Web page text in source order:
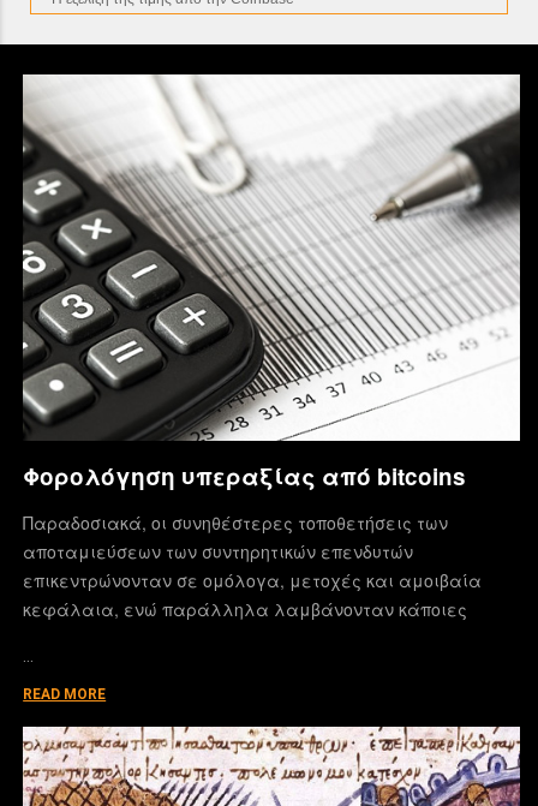
Φορολόγηση υπεραξίας από bitcoins
Παραδοσιακά, οι συνηθέστερες τοποθετήσεις των
αποταμιεύσεων των συντηρητικών επενδυτών
επικεντρώνονταν σε ομόλογα, μετοχές και αμοιβαία
κεφάλαια, ενώ παράλληλα λαμβάνονταν κάποιες
…
READ MORE